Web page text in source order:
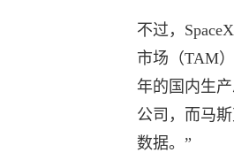
不过，
市场（TAM
年的国内生
公司，而马
数据。”